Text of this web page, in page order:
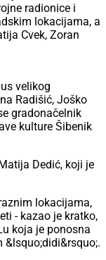
radionice i
lokacijama, a
Cvek, Zoran
velikog
Radišić, Joško
gradonačelnik
kulture Šibenik
Dedić, koji je
lokacijama,
- kazao je kratko,
koja je ponosna